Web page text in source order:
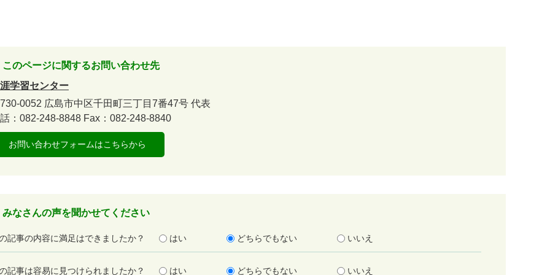
このページに関するお問い合わせ先
学習センター
0052 広島市中区千田町三丁目7番47号 代表
：082-248-8848 Fax：082-248-8840
お問い合わせフォームはこちらから
みなさんの声を聞かせてください
記事の内容に満足はできましたか？ はい どちらでもない いいえ
記事は容易に見つけられましたか？ はい どちらでもない いいえ